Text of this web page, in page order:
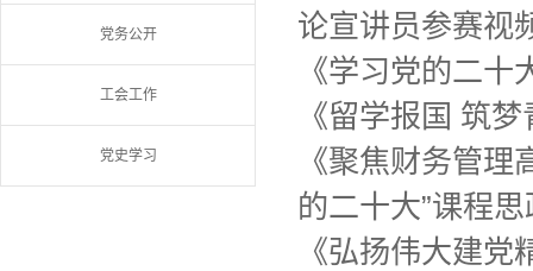
党务公开
工会工作
党史学习
论宣讲员参赛视
《学习党的二十
《留学报国 筑
《聚焦财务管
的二十大”课程
《弘扬伟大建